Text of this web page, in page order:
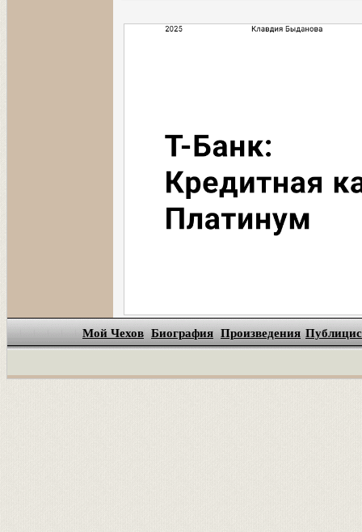
Мой Чехов Биография Произведения